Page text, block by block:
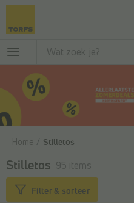
Ga naar de hoofdinhoud
Home Stilletos
Stilletos 95 items
Filter & sorteer